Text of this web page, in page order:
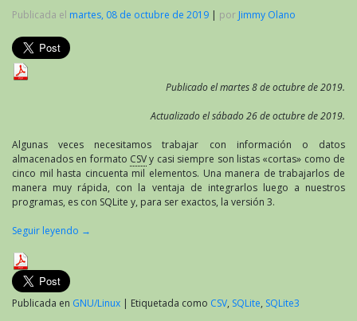
Publicada el martes, 08 de octubre de 2019 | por Jimmy Olano
Publicado el martes 8 de octubre de 2019.
Actualizado el sábado 26 de octubre de 2019.
Algunas veces necesitamos trabajar con información o datos
almacenados en formato CSVy casi siempre son listas «cortas» como de
cinco mil hasta cincuenta mil elementos. Una manera de trabajarlos de
manera muy rápida, con la ventaja de integrarlos luego a nuestros
programas, es con SQLite y, para ser exactos, la versión 3.
Seguir leyendo →
Publicada en GNU/Linux | Etiquetada como CSV, SQLite, SQLite3